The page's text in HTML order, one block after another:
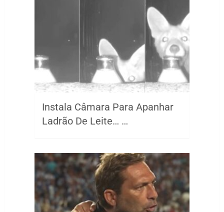
Instala Câmara Para Apanhar
Ladrão De Leite… …